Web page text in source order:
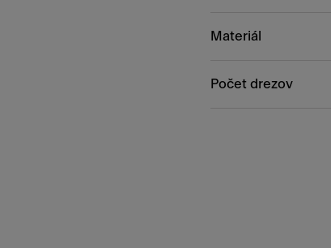
Materiál
Počet drezov